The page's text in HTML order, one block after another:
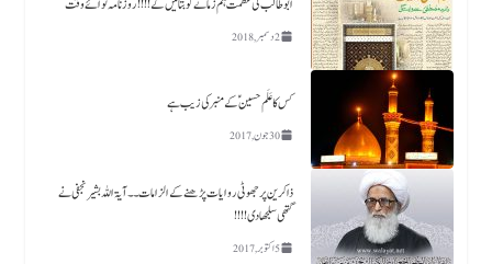
2 دسمبر, 2018
کس کا عَلَم حسین ؑکے منبر کی زیب ہے​
30 جون, 2017
ذاکرین پر جھوٹی روایات پڑھنے کے الزامات ۔۔آیۃ اللہ بشیر نجفی نے
گتھی سلجھا دی!!!!
5 اکتوبر, 2017